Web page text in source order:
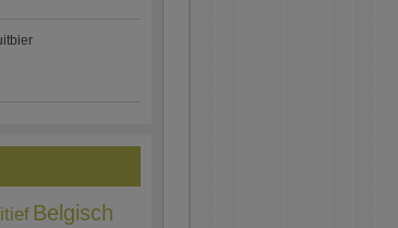
Belgisch